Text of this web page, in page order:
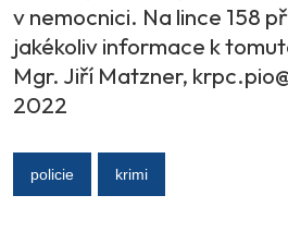
v nemocnici. Na lince 158
jakékoliv informace k
Mgr. Jiří Matzner,
2022
policie krimi